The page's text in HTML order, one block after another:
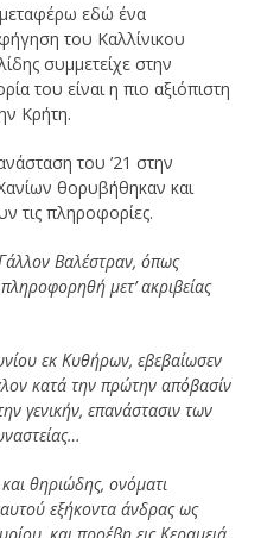
μεταφέρω εδώ ένα
του Καλλίνικου
συμμετείχε στην
του είναι η πιο αξιόπιστη
Κρήτη.
του ’21 στην
θορυβήθηκαν και
τις πληροφορίες.
Βαλέστραν, όπως
μετ’ ακριβείας
εκ Κυθήρων, εβεβαίωσεν
κατά την πρώτην απόβασίν
γενικήν, επανάστασιν των
θηριώδης, ονόματι
εξήκοντα άνδρας ως